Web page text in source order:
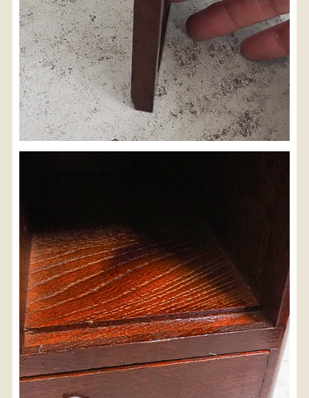
人気の検索キーワード
松本民芸 水屋箪笥 踏台 2678 2990
B2770
箪笥 小長火鉢 1601 2980